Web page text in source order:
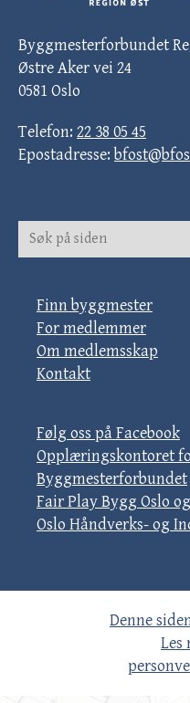
Byggmesterforbundet
Østre Aker vei 24
0581 Oslo
Telefon: 22 38 05 45
Epostadresse:
Finn byggmester
For medlemmer
Om medlemsskap
Kontakt
Følg oss på Facebook
Opplæringskontoret
Byggmesterforbundet
Fair Play Bygg Oslo
Oslo Håndverks- og
Denne
Les